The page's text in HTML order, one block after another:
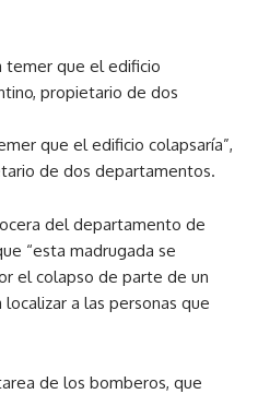
que el edificio colapsaría”,
de dos departamentos.
del departamento de
“esta madrugada se
el colapso de parte de un
a las personas que
de los bomberos, que